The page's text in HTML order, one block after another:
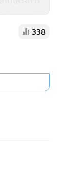
ข้อตกลง
บริหารพัสดุ
รู้
คอร์รัปชัน
ณ์ต่อไป
ธรรมเป็น
338